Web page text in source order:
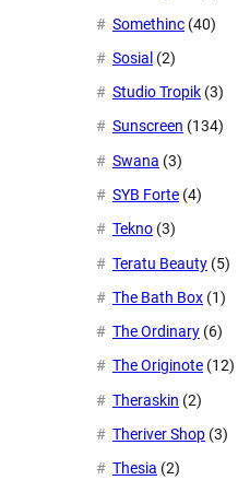
Somethinc (40)
Sosial (2)
Studio Tropik (3)
Sunscreen (134)
Swana (3)
SYB Forte (4)
Tekno (3)
Teratu Beauty (5)
The Bath Box (1)
The Ordinary (6)
The Originote (12)
Theraskin (2)
Theriver Shop (3)
Thesia (2)